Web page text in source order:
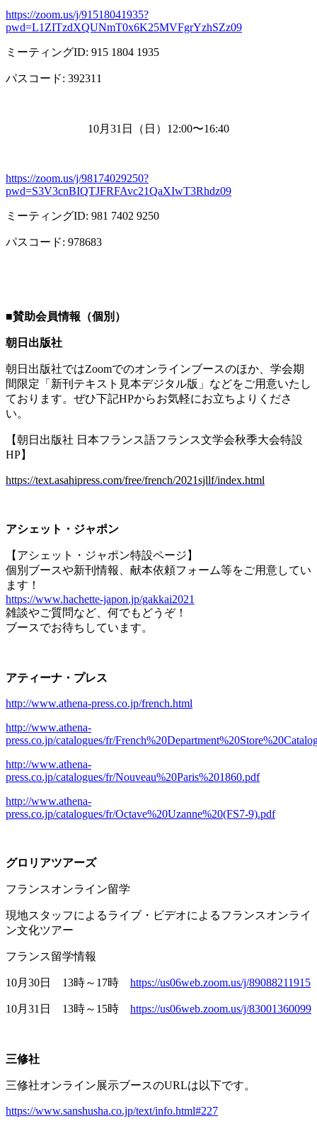
https://zoom.us/j/91518041935?
pwd=L1ZITzdXQUNmT0x6K25MVFgrYzhSZz09
ミーティングID: 915 1804 1935
パスコード: 392311
10月 31 日（日） 12:00〜16:40
https://zoom.us/j/98174029250?
pwd=S3V3cnBIQTJFRFAvc21QaXIwT3Rhdz09
ミーティングID: 981 7402 9250
パスコード: 978683
■賛助会員情報（個別）
朝日出版社
朝日出版社ではZoomでのオンラインブースのほか、学会期
間限定「新刊テキスト見本デジタル版」などをご用意いたし
ております。ぜひ下記HPからお気軽にお立ちよりくださ
い。
【朝日出版社 日本フランス語フランス文学会秋季大会特設
HP】
https://text.asahipress.com/free/french/2021sjllf/index.html
アシェット・ジャポン
【アシェット・ジャポン特設ページ】
個別ブースや新刊情報、献本依頼フォーム等をご用意してい
ます！
https://www.hachette-japon.jp/gakkai2021
雑談やご質問など、何でもどうぞ！
ブースでお待ちしています。
アティーナ・プレス
http://www.athena-press.co.jp/french.html
http://www.athena-
press.co.jp/catalogues/fr/
http://www.athena-
press.co.jp/catalogues/fr/Nouveau%20Paris%201860.pdf
http://www.athena-
press.co.jp/catalogues/fr/Octave%20Uzanne%20(FS7-9).pdf
グロリアツアーズ
フランスオンライン留学
現地スタッフによるライブ・ビデオによるフランスオンライ
ン文化ツアー
フランス留学情報
10月 30日 13時～ 17時 https://us06web.zoom.us/j/89088211915
10月 31 日 13時～ 15時 https://us06web.zoom.us/j/83001360099
三修社
三修社オンライン展示ブースのURLは以下です。
https://www.sanshusha.co.jp/text/info.html#227